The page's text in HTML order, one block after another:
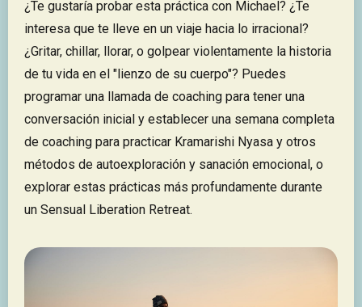
¿Te gustaría probar esta práctica con Michael? ¿Te
interesa que te lleve en un viaje hacia lo irracional?
¿Gritar, chillar, llorar, o golpear violentamente la historia
de tu vida en el "lienzo de su cuerpo"? Puedes
programar una llamada de coaching para tener una
conversación inicial y establecer una semana completa
de coaching para practicar Kramarishi Nyasa y otros
métodos de autoexploración y sanación emocional, o
explorar estas prácticas más profundamente durante
un Sensual Liberation Retreat.